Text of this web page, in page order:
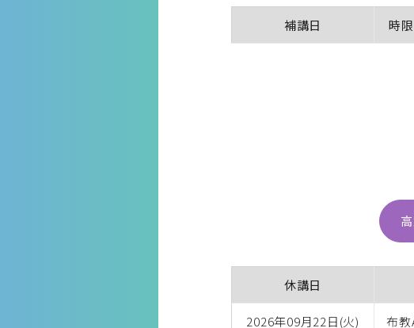
補講日 時限
休講日
2026年09月22日(火) 布教